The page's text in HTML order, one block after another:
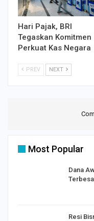
Hari Pajak, BRI
Tegaskan Komitmen
Perkuat Kas Negara
PREV NEXT
Most Popular
Dana
Resi